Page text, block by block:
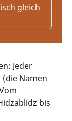
gleich
Jeder
Namen
bis